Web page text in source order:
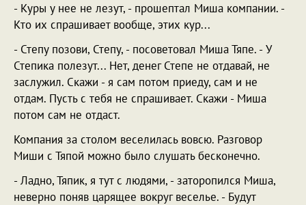
- Куры у нее не лезут, - прошептал Миша компании. -
Кто их спрашивает вообще, этих кур...
- Степу позови, Степу, - посоветовал Миша Тяпе. - У
Степика полезут... Нет, денег Степе не отдавай, не
заслужил. Скажи - я сам потом приеду, сам и не
отдам. Пусть с тебя не спрашивает. Скажи - Миша
потом сам не отдаст.
Компания за столом веселилась вовсю. Разговор
Миши с Тяпой можно было слушать бесконечно.
- Ладно, Тяпик, я тут с людями, - заторопился Миша,
неверно поняв царящее вокруг веселье. - Будут